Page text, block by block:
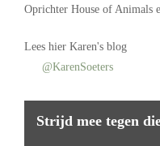
Oprichter House of Animals
Lees hier Karen's blog
@KarenSoeters
Strijd mee tegen